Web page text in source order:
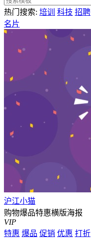
热门搜索: 培训 科技 招聘
名片
沪江小猫
购物爆品特惠横版海报
VIP
特惠 爆品 促销 优惠 打折